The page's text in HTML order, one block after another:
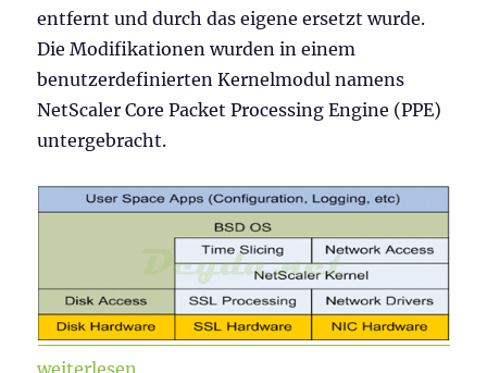
entfernt und durch das eigene ersetzt wurde.
Die Modifikationen wurden in einem
benutzerdefinierten Kernelmodul namens
NetScaler Core Packet Processing Engine (PPE)
untergebracht.
„Citrix ADC 101 – Grundlagen“
weiterlesen